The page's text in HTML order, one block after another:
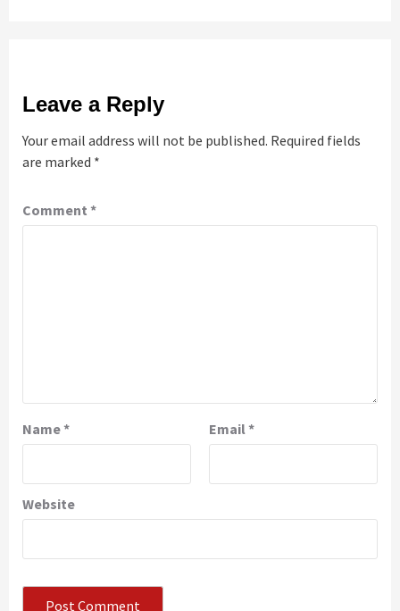
Leave a Reply
Your email address will not be published. Required fields
are marked *
Comment *
Name* Email *
Website